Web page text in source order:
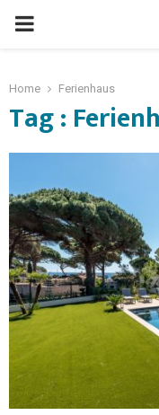
Home Ferienhaus
Tag :